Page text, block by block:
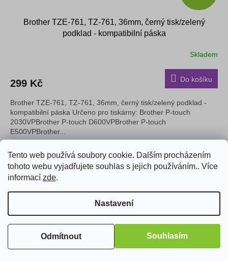
Tento web používá soubory cookie. Dalším procházením
tohoto webu vyjadřujete souhlas s jejich používáním.. Více
informací zde.
Nastavení
Odmítnout Souhlasím
Brother TZE-761, TZ-761, 36mm, černý tisk/zelený
podklad - kompatibilní páska
Skladem
299 Kč Do košíku
Brother TZE-761, TZ-761, 36mm, černý tisk/zelený podklad -
kompatibilní páska Určeno pro tiskárny: Brother P-touch
2030VPBrother P-touch D600VPBrother P-touch
E500VPBrother...